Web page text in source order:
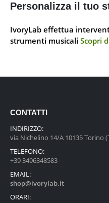
Personalizza il tuo
IvoryLab effettua
strumenti musicali Scopri
CONTATTI
INDIRIZZO:
via Nichelino 14/A 10135 Torino
TELEFONO:
+39 3496348583
EMAIL:
shop@ivorylab.it
ORARI: